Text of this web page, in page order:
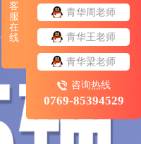
青华周老师
青华王老师
青华梁老师
咨询热线
0769-85394529
客
服
在
线